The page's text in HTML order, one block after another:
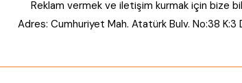
Reklam vermek ve iletişim kurmak için bize
Adres: Cumhuriyet Mah. Atatürk Bulv. No:38 K:3